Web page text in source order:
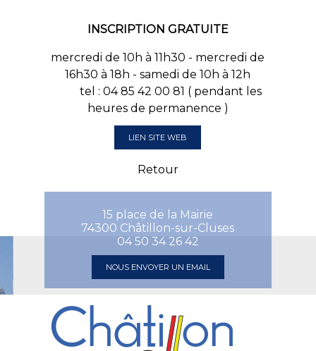
INSCRIPTION GRATUITE
mercredi de 10h à 11h30 - mercredi de
16h30 à 18h - samedi de 10h à 12h
tel : 04 85 42 00 81 ( pendant les
heures de permanence )
LIEN SITE WEB
Retour
15 place de la Mairie
74300 Châtillon-sur-Cluses
04 50 34 26 42
NOUS ENVOYER UN EMAIL